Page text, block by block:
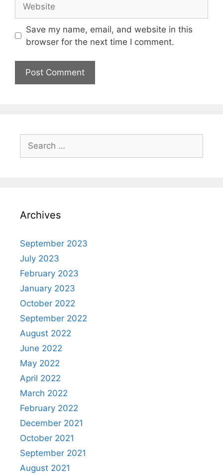
Save my name, email, and website in this
browser for the next time I comment.
Archives
September 2023
July 2023
February 2023
January 2023
October 2022
September 2022
August 2022
June 2022
May 2022
April 2022
March 2022
February 2022
December 2021
October 2021
September 2021
August 2021